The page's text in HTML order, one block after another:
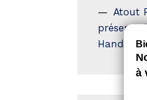
Atout
Handicap